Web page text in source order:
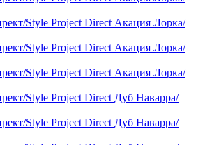
Style Project Direct Акация Лорка/
Style Project Direct Акация Лорка/
Style Project Direct Акация Лорка/
Style Project Direct Дуб Наварра/
Style Project Direct Дуб Наварра/